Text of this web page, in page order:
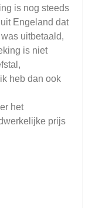
is nog steeds
Engeland dat
uitbetaald,
is niet
heb dan ook
het
prijs